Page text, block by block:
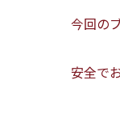
今回の
安全で